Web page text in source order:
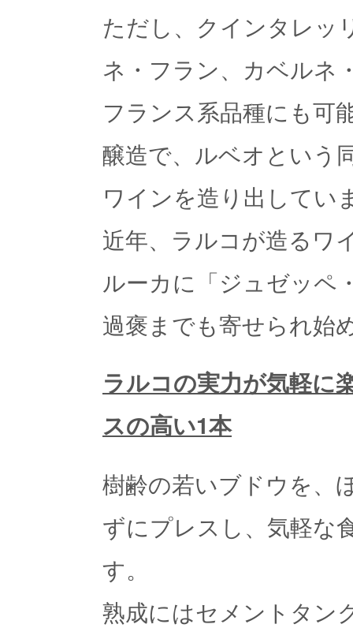
ただし、クインタレッ
ネ・フラン、カベルネ
フランス系品種にも可
醸造で、ルベオという
ワインを造り出してい
近年、ラルコが造るワ
ルーカに「ジュゼッペ
過褒までも寄せられ始
ラルコの実力が気軽に
スの高い1本
樹齢の若いブドウを、
ずにプレスし、気軽な
す。
熟成にはセメントタン